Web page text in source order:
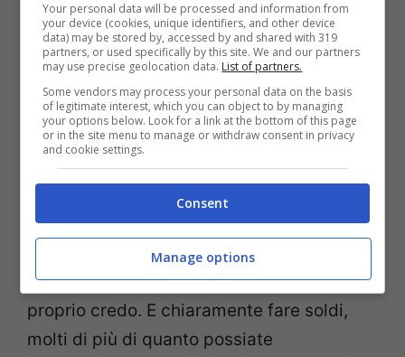
(ciarlataneria quantica), al transurfing
legge di attrazione, ai numeri magici di
Grabovoi e a moltissime altre stupidaggini
come queste. Il problema è che a voler
fare questa fantomatica unione è solo
gente senza la minima formazione
accademica. Questi non sanno nulla
riguardo la metodologia scientifica. Il loro
unico scopo è quello di abusare della
scienza per avvalorare solamente il
proprio credo. E chiaramente fare soldi,
molti di più di quanto possiate
Your personal data will be processed and information from
your device (cookies, unique identifiers, and other device
data) may be stored by, accessed by and shared with 319
partners, or used specifically by this site. We and our partners
may use precise geolocation data. List of partners.
Some vendors may process your personal data on the basis
of legitimate interest, which you can object to by managing
your options below. Look for a link at the bottom of this page
or in the site menu to manage or withdraw consent in privacy
and cookie settings.
Consent
Manage options